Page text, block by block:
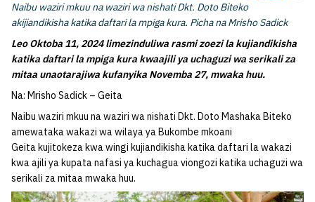
Naibu waziri mkuu na waziri wa nishati Dkt. Doto Biteko
akijiandikisha katika daftari la mpiga kura. Picha na Mrisho Sadick
Leo Oktoba 11, 2024 limezinduliwa rasmi zoezi la kujiandikisha
katika daftari la mpiga kura kwaajili ya uchaguzi wa serikali za
mitaa unaotarajiwa kufanyika Novemba 27, mwaka huu.
Na: Mrisho Sadick – Geita
Naibu waziri mkuu na waziri wa nishati Dkt. Doto Mashaka Biteko
amewataka wakazi wa wilaya ya Bukombe mkoani
Geita kujitokeza kwa wingi kujiandikisha katika daftari la wakazi
kwa ajili ya kupata nafasi ya kuchagua viongozi katika uchaguzi wa
serikali za mitaa mwaka huu.